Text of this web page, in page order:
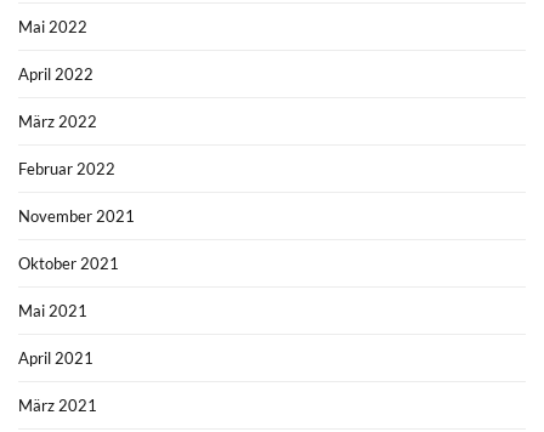
Mai 2022
April 2022
März 2022
Februar 2022
November 2021
Oktober 2021
Mai 2021
April 2021
März 2021